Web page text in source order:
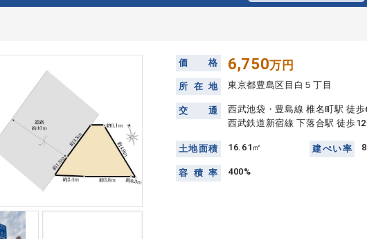
価 格 6,750万円
所 在 地 東京都豊島区目白５丁目
交 通
西武池袋・豊島線 椎名町駅 徒歩
西武鉄道新宿線 下落合駅 徒歩
土地面積 16.61㎡ 建ぺい率
容 積 率 400%